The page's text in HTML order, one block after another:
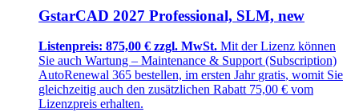
GstarCAD 2027 Professional, SLM, new
Listenpreis: 875,00 € zzgl. MwSt. Mit der Lizenz können
Sie auch Wartung – Maintenance & Support (Subscription)
AutoRenewal 365 bestellen, im ersten Jahr gratis, womit Sie
gleichzeitig auch den zusätzlichen Rabatt 75,00 € vom
Lizenzpreis erhalten.